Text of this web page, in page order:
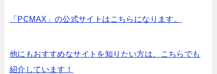
「PCMAX」の公式サイトはこちらになります。
他にもおすすめなサイトを知りたい方は、こちらでも
紹介しています！